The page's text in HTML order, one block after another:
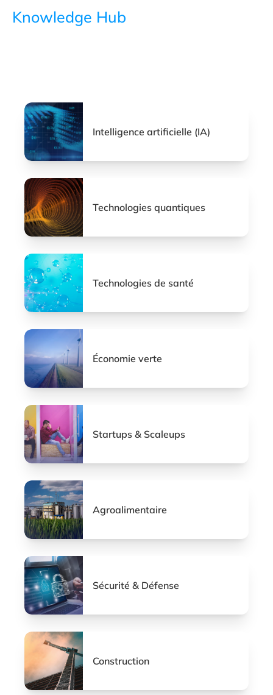
Knowledge Hub
Intelligence artificielle (IA)
Technologies quantiques
Technologies de santé
Économie verte
Startups & Scaleups
Agroalimentaire
Sécurité & Défense
Construction